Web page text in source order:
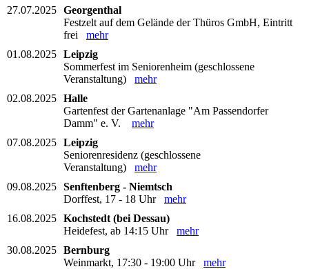
27.07.2025 Georgenthal
Festzelt auf dem Gelände der Thüros GmbH, Eintritt
frei mehr
01.08.2025 Leipzig
Sommerfest im Seniorenheim (geschlossene
Veranstaltung) mehr
02.08.2025 Halle
Gartenfest der Gartenanlage "Am Passendorfer
Damm" e. V. mehr
07.08.2025 Leipzig
Seniorenresidenz (geschlossene
Veranstaltung) mehr
09.08.2025 Senftenberg - Niemtsch
Dorffest, 17 - 18 Uhr mehr
16.08.2025 Kochstedt (bei Dessau)
Heidefest, ab 14:15 Uhr mehr
30.08.2025 Bernburg
Weinmarkt, 17:30 - 19:00 Uhr mehr